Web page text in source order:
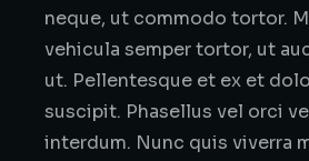
neque, ut commodo tortor.
vehicula semper tortor, ut
ut. Pellentesque et ex et
suscipit. Phasellus vel orci
interdum. Nunc quis viverra